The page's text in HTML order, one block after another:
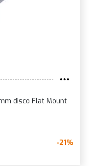
disco Flat Mount
-21%